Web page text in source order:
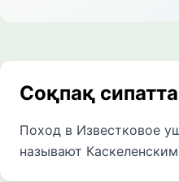
Соқпақ
Поход в Известковое
называют